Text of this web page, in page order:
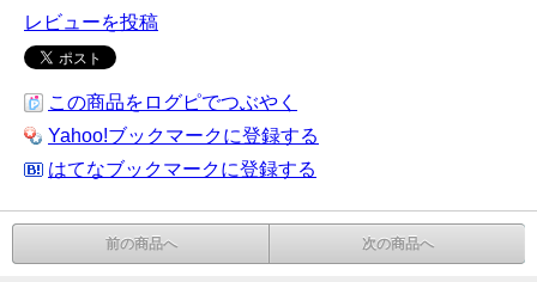
レビューを投稿
この商品をログピでつぶやく
Yahoo!ブックマークに登録する
はてなブックマークに登録する
前の商品へ 次の商品へ